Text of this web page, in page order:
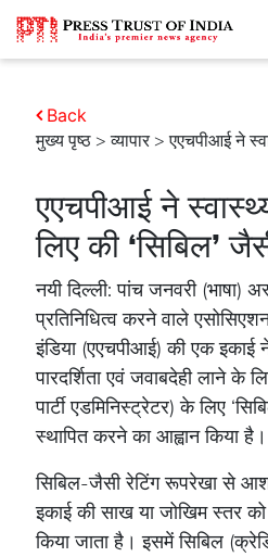
मुख्य पृष्ठ >व्यापार > एएचपीआई ने
Back
एएचपीआई ने
लिए की ‘सिबिल’
नयी दिल्ली: पांच जनवरी (भाषा)
प्रतिनिधित्व करने वाले
इंडिया (एएचपीआई) की एक इकाई
पारदर्शिता एवं जवाबदेही लाने के
पार्टी एडमिनिस्ट्रेटर) के लिए
स्थापित करने का आह्वान किया है।
सिबिल-जैसी रेटिंग रूपरेखा से
इकाई की साख या जोखिम स्तर
किया जाता है। इसमें सिबिल